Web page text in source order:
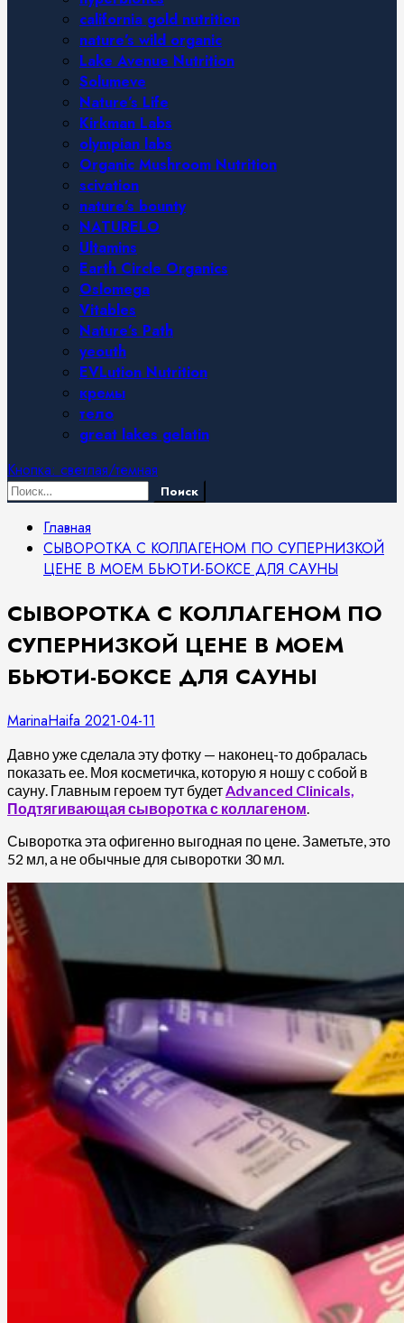
california gold nutrition
nature’s wild organic
Lake Avenue Nutrition
Solumeve
Nature’s Life
Kirkman Labs
olympian labs
Organic Mushroom Nutrition
scivation
nature’s bounty
NATURELO
Ultamins
Earth Circle Organics
Oslomega
Vitables
Nature’s Path
yeouth
EVLution Nutrition
кремы
тело
great lakes gelatin
Кнопка: светлая/темная
Найти:
Главная
СЫВОРОТКА С КОЛЛАГЕНОМ ПО СУПЕРНИЗКОЙ
ЦЕНЕ В МОЕМ БЬЮТИ-БОКСЕ ДЛЯ САУНЫ
СЫВОРОТКА С КОЛЛАГЕНОМ ПО
СУПЕРНИЗКОЙ ЦЕНЕ В МОЕМ
БЬЮТИ-БОКСЕ ДЛЯ САУНЫ
MarinaHaifa 2021-04-11
Давно уже сделала эту фотку — наконец-то добралась
показать ее. Моя косметичка, которую я ношу с собой в
сауну. Главным героем тут будетAdvanced Clinicals,
Подтягивающая сыворотка с коллагеном.
Сыворотка эта офигенно выгодная по цене. Заметьте, это
52 мл, а не обычные для сыворотки 30 мл.